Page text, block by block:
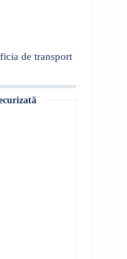
de transport